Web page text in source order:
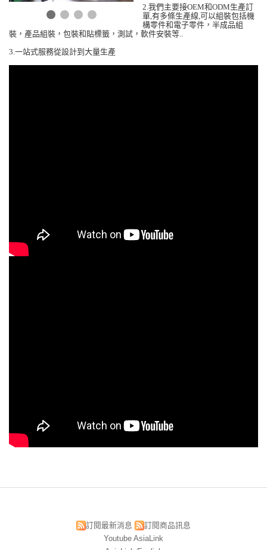
2. 我們主要接OEM和ODM生產訂
單有多條生產線 可以組裝包括機
構零件和電子零件，半成品組
裝，產品組裝，包裝和貼標籤，測試，軟件安裝等
3. 一站式服務從設計到大量生產
訂閱最新消息
訂閱商品訊息
Youtube AsiaLink